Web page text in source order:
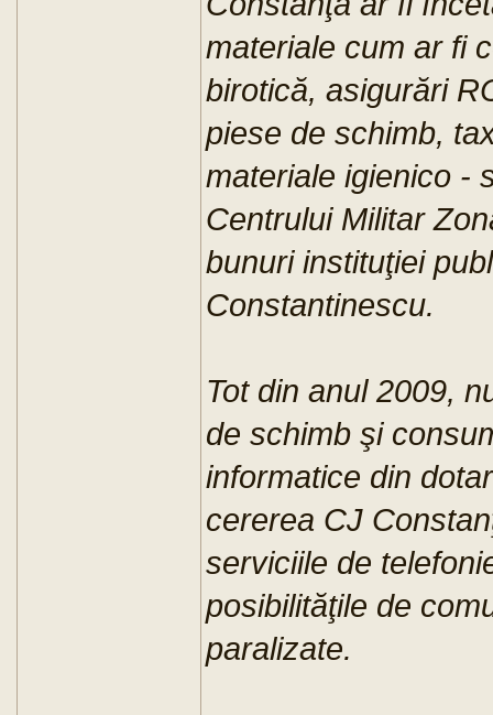
materiale cum ar fi
birotică, asigurări
piese de schimb,
materiale igienico -
Centrului Militar
bunuri instituţiei
Constantinescu.
Tot din anul 2009,
de schimb şi
informatice din
cererea CJ
serviciile de
posibilităţile de
paralizate.